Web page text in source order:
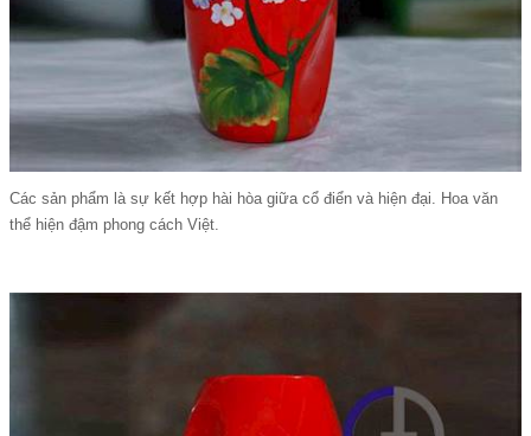
Các sản phẩm là sự kết hợp hài hòa giữa cổ điển và hiện đại. Hoa văn
thể hiện đậm phong cách Việt.